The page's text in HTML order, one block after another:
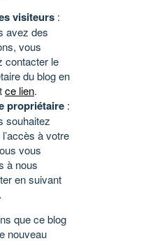
visiteurs :
avez des
vous
contacter le
du blog en
ce lien.
propriétaire :
souhaitez
à votre
vous
à nous
en suivant
.
que ce blog
nouveau